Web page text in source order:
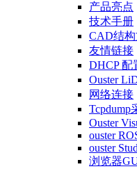
产品亮点
技术手册
CAD结构
友情链接
DHCP 配
Ouster
网络连接
Tcpdump
Ouster
ouster
ouster
浏览器